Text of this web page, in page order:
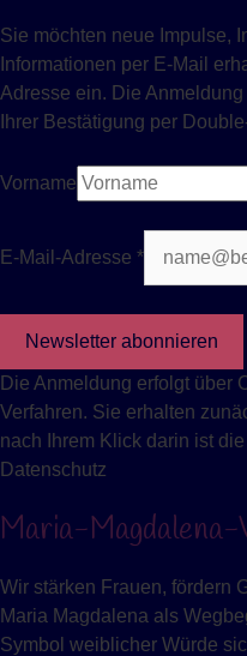
Sie möchten neue Impulse,
Informationen per E-Mail
Adresse ein. Die
Ihrer Bestätigung per
Vorname
E-Mail-Adresse *
Newsletter abonnieren
Die Anmeldung erfolgt über
Verfahren. Sie erhalten
nach Ihrem Klick darin ist
Datenschutz
Maria-Magdalena-
Wir stärken Frauen, fördern
Maria Magdalena als
Symbol weiblicher Würde